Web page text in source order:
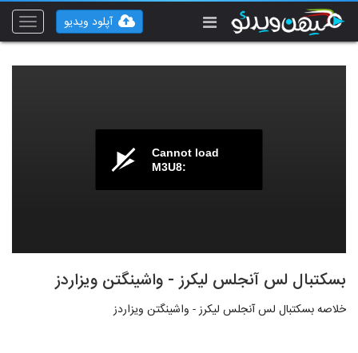
Toggle
آپلود ویدیو
Cannot load
M3U8:
بسکتبال لس آنجلس لیکرز - واشینگتن ویزاردز
خلاصه بسکتبال لس آنجلس لیکرز - واشینگتن ویزاردز